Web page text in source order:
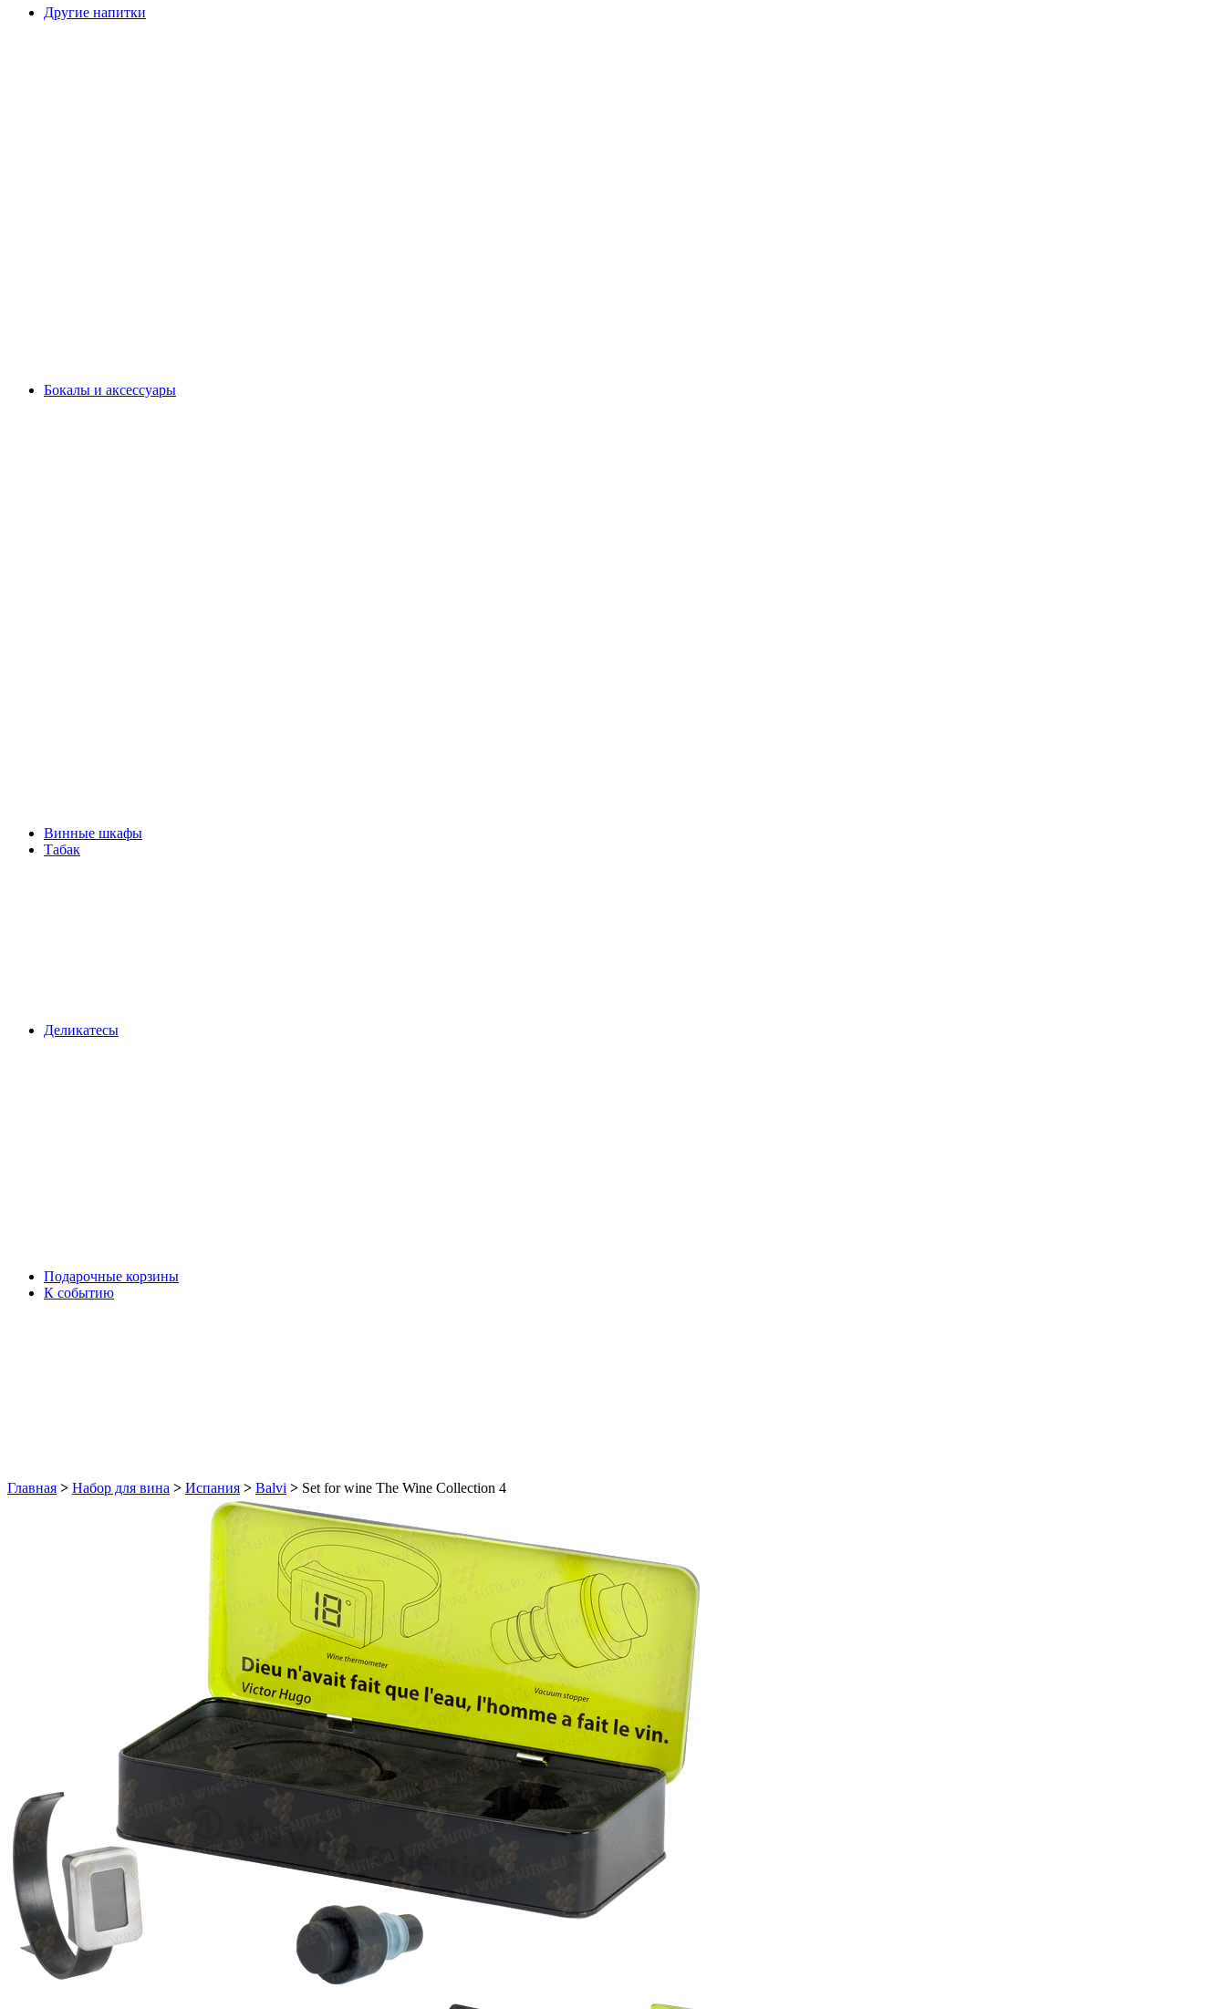
Другие напитки
Бокалы и аксессуары
Винные шкафы
Табак
Деликатесы
Подарочные корзины
К событию
Главная > Набор для вина > Испания > Balvi > Set for wine The Wine Collection 4